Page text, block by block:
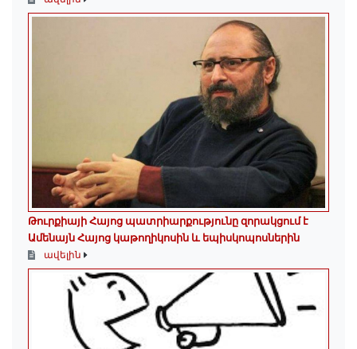
Թուրքիայի Հայոց պատրիարքությունը զորակցում է
Ամենայն Հայոց կաթողիկոսին և եպիսկոպոսներին
ավելին